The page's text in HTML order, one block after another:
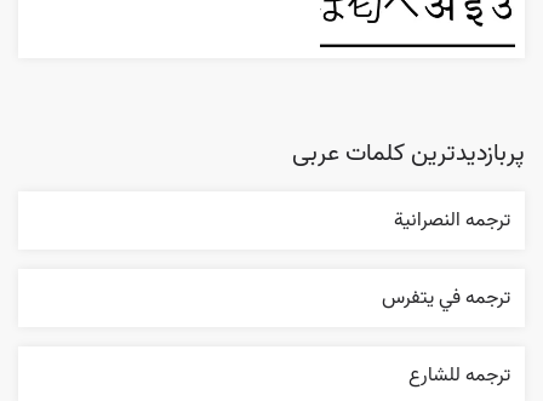
پربازدیدترین کلمات عربی
ترجمه النصرانية
ترجمه في يتفرس
ترجمه للشارع